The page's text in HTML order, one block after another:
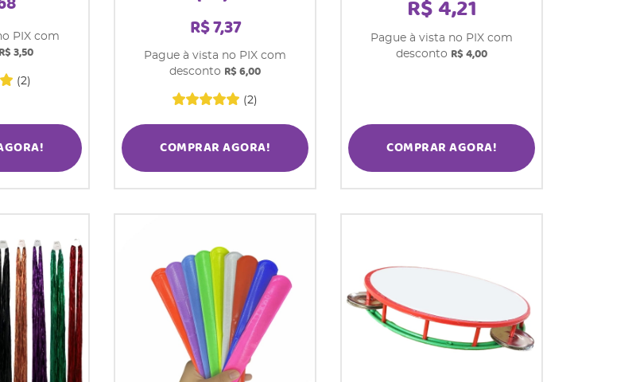
(2)
PIX com
R$ 3,50
(2)
R$ 7,37
Pague à vista no PIX com
desconto R$ 6,00
COMPRAR AGORA!
R$ 4,21
Pague à vista no PIX com
desconto R$ 4,00
COMPRAR AGORA!